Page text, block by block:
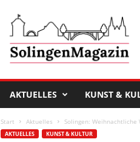
AKTUELLES KUNST &
Start Aktuelles Solingen:
AKTUELLES KUNST & KULTUR